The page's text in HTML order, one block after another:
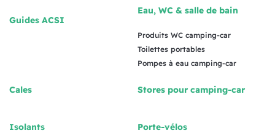
Guides ACSI
Eau, WC & salle de bain
Produits WC camping-car
Toilettes portables
Pompes à eau camping-car
Cales
Isolants
Stores pour camping-car
Porte-vélos